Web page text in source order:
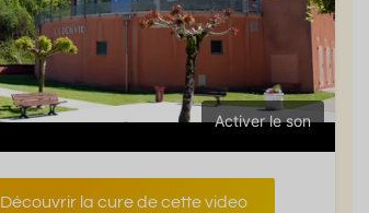
Activer le son
Découvrir la cure de cette video